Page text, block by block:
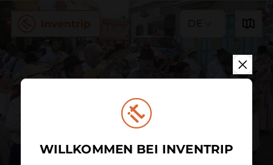
DE
WILLKOMMEN BEI INVENTRIP